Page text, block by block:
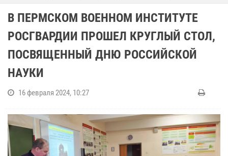
В ПЕРМСКОМ ВОЕННОМ ИНСТИТУТЕ
РОСГВАРДИИ ПРОШЕЛ КРУГЛЫЙ СТОЛ,
ПОСВЯЩЕННЫЙ ДНЮ РОССИЙСКОЙ
НАУКИ
16 февраля 2024, 10:27